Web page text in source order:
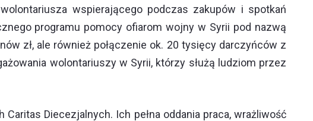
wspierającego podczas zakupów i spotkań
programu pomocy ofiarom wojny w Syrii pod nazwą
zł, ale również połączenie ok. 20 tysięcy darczyńców z
wolontariuszy w Syrii, którzy służą ludziom przez
Diecezjalnych. Ich pełna oddania praca, wrażliwość